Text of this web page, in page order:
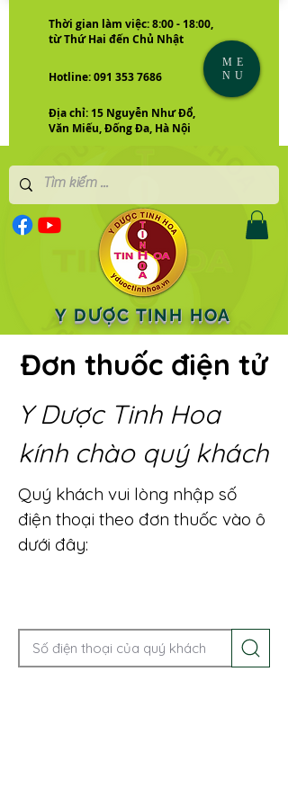
Thời gian làm việc: 8:00 - 18:00,
từ Thứ Hai đến Chủ Nhật
Hotline: 091 353 7686
Địa chỉ: 15 Nguyễn Như Đổ,
Văn Miếu, Đống Đa, Hà Nội
Y DƯỢC TINH HOA
ME
NU
Đơn thuốc điện tử
Y Dược Tinh Hoa
kính chào quý khách
Quý khách vui lòng nhập số
điện thoại theo đơn thuốc vào ô
dưới đây: